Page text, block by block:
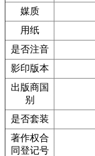
媒质
用纸
是否注音
影印版本
出版商国
别
是否套装
著作权合
同登记号